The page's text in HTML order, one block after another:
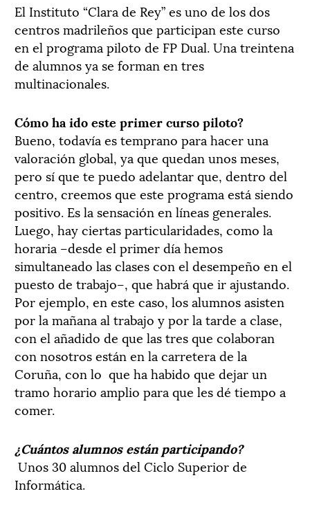
El Instituto “Clara de Rey” es uno de los dos
centros madrileños que participan este curso
en el programa piloto de FP Dual. Una treintena
de alumnos ya se forman en tres
multinacionales.
Cómo ha ido este primer curso piloto?
Bueno, todavía es temprano para hacer una
valoración global, ya que quedan unos meses,
pero sí que te puedo adelantar que, dentro del
centro, creemos que este programa está siendo
positivo. Es la sensación en líneas generales.
Luego, hay ciertas particularidades, como la
horaria –desde el primer día hemos
simultaneado las clases con el desempeño en el
puesto de trabajo–, que habrá que ir ajustando.
Por ejemplo, en este caso, los alumnos asisten
por la mañana al trabajo y por la tarde a clase,
con el añadido de que las tres que colaboran
con nosotros están en la carretera de la
Coruña, con lo que ha habido que dejar un
tramo horario amplio para que les dé tiempo a
comer.
¿Cuántos alumnos están participando?
Unos 30 alumnos del Ciclo Superior de
Informática.